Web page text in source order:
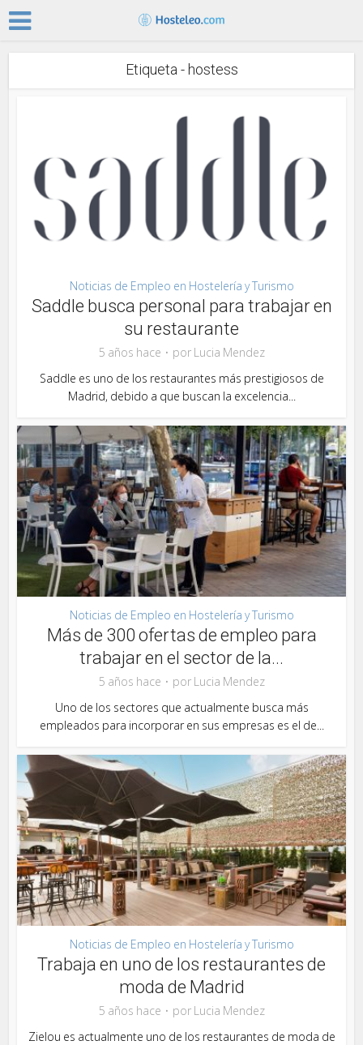
Etiqueta - hostess
Noticias de Empleo en Hostelería y Turismo
Saddle busca personal para trabajar en
su restaurante
5 años hace por Lucia Mendez
Saddle es uno de los restaurantes más prestigiosos de
Madrid, debido a que buscan la excelencia...
Noticias de Empleo en Hostelería y Turismo
Más de 300 ofertas de empleo para
trabajar en el sector de la...
5 años hace por Lucia Mendez
Uno de los sectores que actualmente busca más
empleados para incorporar en sus empresas es el de...
Noticias de Empleo en Hostelería y Turismo
Trabaja en uno de los restaurantes de
moda de Madrid
5 años hace por Lucia Mendez
Zielou es actualmente uno de los restaurantes de moda de